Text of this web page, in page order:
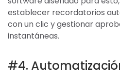
establecer recordatorios
con un clic y gestionar
instantáneas.
#4.